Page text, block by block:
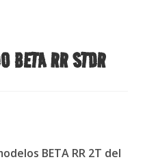
BETA RR STDR
BETA RR 2T del